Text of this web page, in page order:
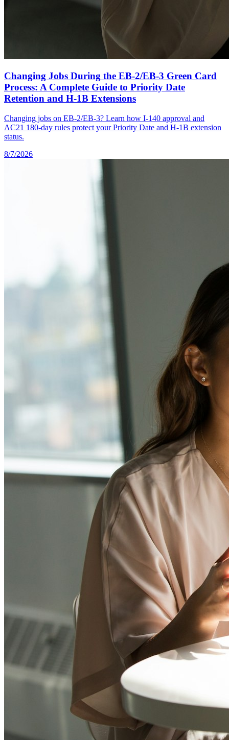
Changing Jobs During the EB-2/EB-3 Green Card
Process: A Complete Guide to Priority Date
Retention and H-1B Extensions
Changing jobs on EB-2/EB-3? Learn how I-140 approval and
AC21 180-day rules protect your Priority Date and H-1B extension
status.
8/7/2026